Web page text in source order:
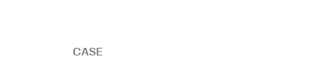
CASE